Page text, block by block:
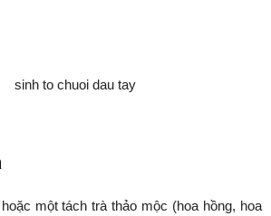
một tách trà thảo mộc (hoa hồng, hoa